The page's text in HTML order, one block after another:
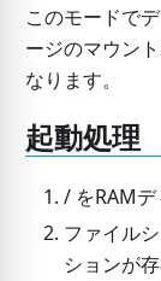
このモードで
ージのマウン
なります。
起動処理
/ をRAMデ
ファイル
ションが